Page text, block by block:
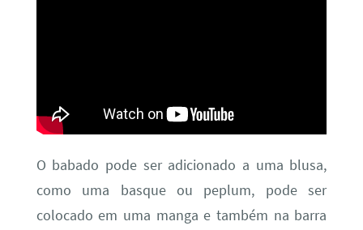
O babado pode ser adicionado a uma blusa,
como uma basque ou peplum, pode ser
colocado em uma manga e também na barra